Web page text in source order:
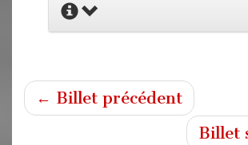
← Billet précédent
Billet